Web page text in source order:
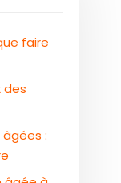
faire
des
: